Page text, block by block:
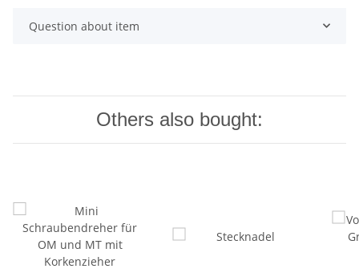
Question about item
Others also bought: